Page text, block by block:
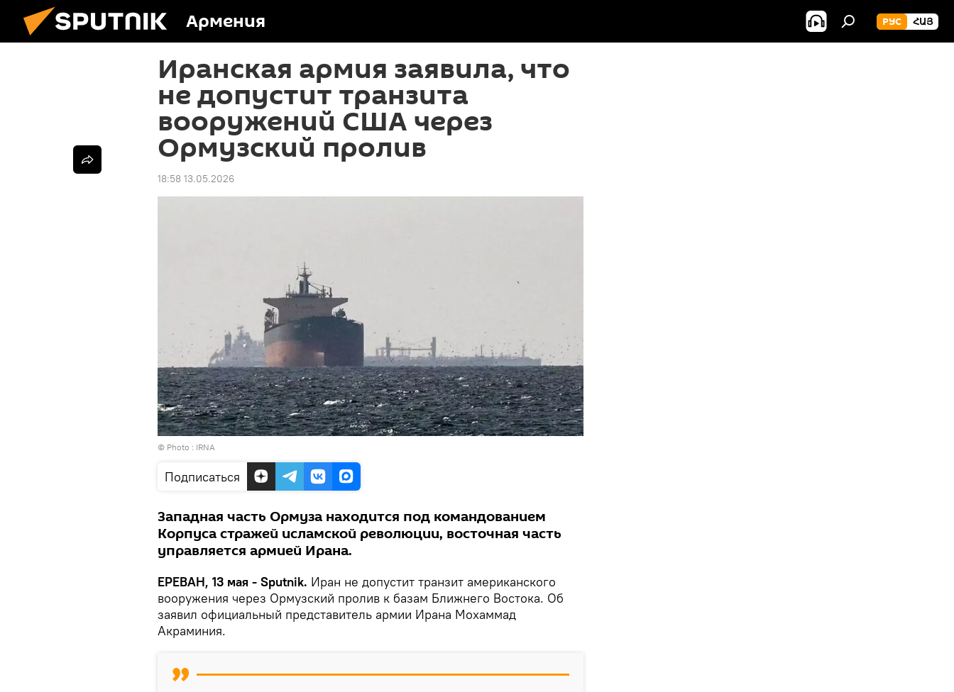
Армения РУС ՀԱՅ
Иранская армия заявила, что
не допустит транзита
вооружений США через
Ормузский пролив
18:58 13.05.2026
© Photo : IRNA
Подписаться
Западная часть Ормуза находится под командованием
Корпуса стражей исламской революции, восточная часть
управляется армией Ирана.
ЕРЕВАН, 13 мая - Sputnik. Иран не допустит транзит американского
вооружения через Ормузский пролив к базам Ближнего Востока. Об
заявил официальный представитель армии Ирана Мохаммад
Акраминия.